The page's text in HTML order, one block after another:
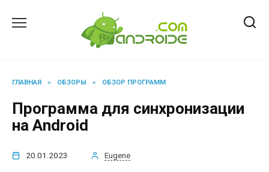
ГЛАВНАЯ » ОБЗОРЫ » ОБЗОР ПРОГРАММ
Программа для синхронизации
на Android
20.01.2023 Eugene